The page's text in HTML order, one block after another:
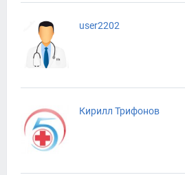
user2202
Кирилл Трифонов